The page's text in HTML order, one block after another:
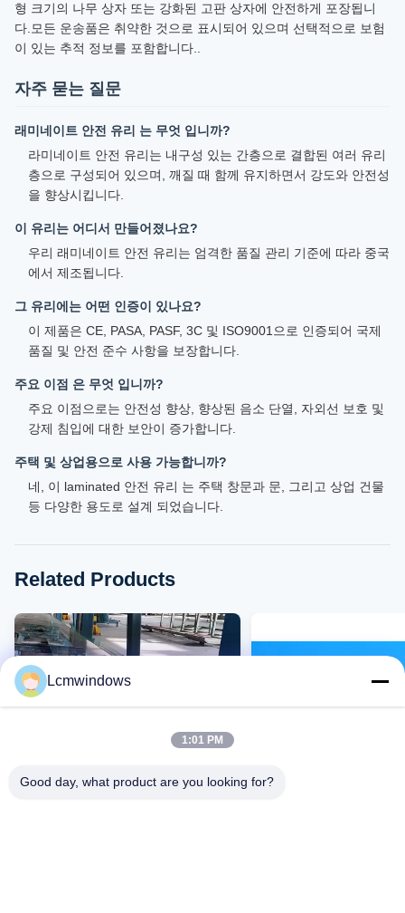
형 크기의 나무 상자 또는 강화된 고판 상자에 안전하게 포장됩니
다.모든 운송품은 취약한 것으로 표시되어 있으며 선택적으로 보험
이 있는 추적 정보를 포함합니다..
자주 묻는 질문
래미네이트 안전 유리 는 무엇 입니까?
라미네이트 안전 유리는 내구성 있는 간층으로 결합된 여러 유리
층으로 구성되어 있으며, 깨질 때 함께 유지하면서 강도와 안전성
을 향상시킵니다.
이 유리는 어디서 만들어졌나요?
우리 래미네이트 안전 유리는 엄격한 품질 관리 기준에 따라 중국
에서 제조됩니다.
그 유리에는 어떤 인증이 있나요?
이 제품은 CE, PASA, PASF, 3C 및 ISO9001으로 인증되어 국제
품질 및 안전 준수 사항을 보장합니다.
주요 이점 은 무엇 입니까?
주요 이점으로는 안전성 향상, 향상된 음소 단열, 자외선 보호 및
강제 침입에 대한 보안이 증가합니다.
주택 및 상업용으로 사용 가능합니까?
네, 이 laminated 안전 유리 는 주택 창문과 문, 그리고 상업 건물
등 다양한 용도로 설계 되었습니다.
Related Products
Lcmwindows
1:01 PM
Good day, what product are you looking for?